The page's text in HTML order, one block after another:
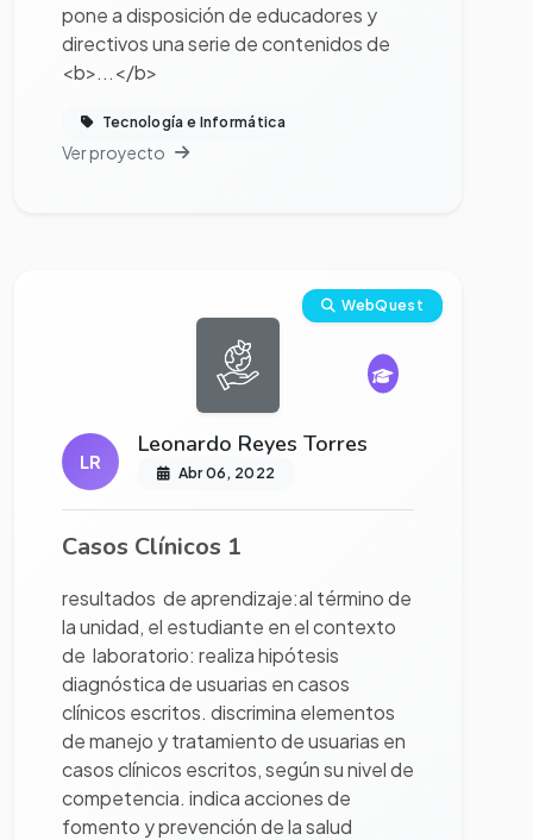
pone a disposición de educadores y
directivos una serie de contenidos de
<b>...</b>
Tecnología e Informática
Ver proyecto
WebQuest
LR
Leonardo Reyes Torres
Abr 06, 2022
Casos Clínicos 1
resultados de aprendizaje:al término de
la unidad, el estudiante en el contexto
de laboratorio: realiza hipótesis
diagnóstica de usuarias en casos
clínicos escritos. discrimina elementos
de manejo y tratamiento de usuarias en
casos clínicos escritos, según su nivel de
competencia. indica acciones de
fomento y prevención de la salud